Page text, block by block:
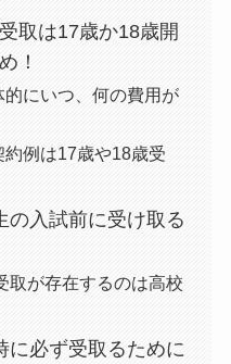
取は17歳か18歳開
！
にいつ、何の費用が
例は17歳や18歳受
の入試前に受け取る
取が存在するのは高校
に必ず受取るために